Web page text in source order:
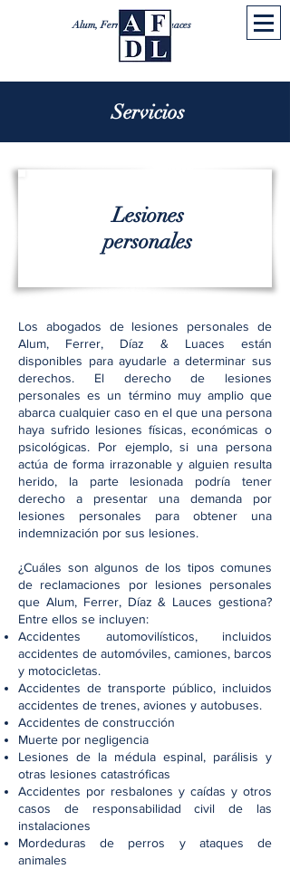
Alum, Ferrer, Díaz y Luaces
Servicios
Los abogados de lesiones personales de
Alum, Ferrer, Díaz & Luaces están
disponibles para ayudarle a determinar sus
derechos. El derecho de lesiones
personales es un término muy amplio que
abarca cualquier caso en el que una persona
haya sufrido lesiones físicas, económicas o
psicológicas. Por ejemplo, si una persona
actúa de forma irrazonable y alguien resulta
herido, la parte lesionada podría tener
derecho a presentar una demanda por
lesiones personales para obtener una
indemnización por sus lesiones.
¿Cuáles son algunos de los tipos comunes
de reclamaciones por lesiones personales
que Alum, Ferrer, Díaz & Lauces gestiona?
Entre ellos se incluyen:
Accidentes automovilísticos, incluidos
accidentes de automóviles, camiones, barcos
y motocicletas.
Accidentes de transporte público, incluidos
accidentes de trenes, aviones y autobuses.
Accidentes de construcción
Muerte por negligencia
Lesiones de la médula espinal, parálisis y
otras lesiones catastróficas
Accidentes por resbalones y caídas y otros
casos de responsabilidad civil de las
instalaciones
Mordeduras de perros y ataques de
animales
Lesiones
personales